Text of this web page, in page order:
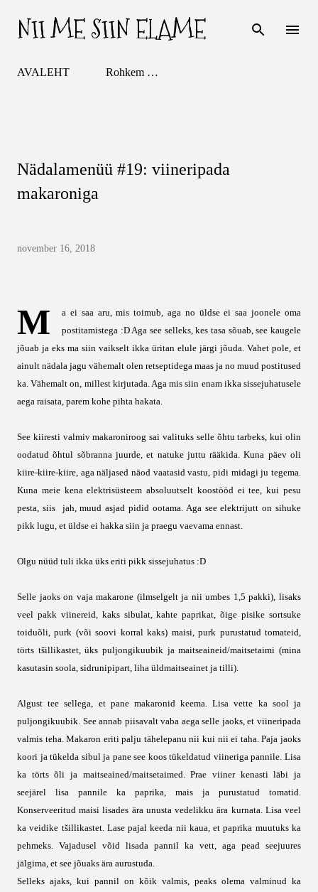
Otse põhisisu juurde
NII ME SIIN ELAME
AVALEHT Rohkem …
Nädalamenüü #19: viineripada
makaroniga
november 16, 2018
M
a ei saa aru, mis toimub, aga no üldse ei saa joonele oma
postitamistega :D Aga see selleks, kes tasa sõuab, see kaugele
jõuab ja eks ma siin vaikselt ikka üritan elule järgi jõuda. Vahet pole, et
ainult nädala jagu vähemalt olen retseptidega maas ja no muud postitused
ka. Vähemalt on, millest kirjutada. Aga mis siin enam ikka sissejuhatusele
aega raisata, parem kohe pihta hakata.
See kiiresti valmiv makaroniroog sai valituks selle õhtu tarbeks, kui olin
oodatud õhtul sõbranna juurde, et natuke juttu rääkida. Kuna päev oli
kiire-kiire-kiire, aga näljased näod vaatasid vastu, pidi midagi ju tegema.
Kuna meie kena elektrisüsteem absoluutselt koostööd ei tee, kui pesu
pesta, siis jah, muud asjad pidid ootama. Aga see elektrijutt on sihuke
pikk lugu, et üldse ei hakka siin ja praegu vaevama ennast.
Olgu nüüd tuli ikka üks eriti pikk sissejuhatus :D
Selle jaoks on vaja makarone (ilmselgelt ja nii umbes 1,5 pakki), lisaks
veel pakk viinereid, kaks sibulat, kahte paprikat, õige pisike sortsuke
toiduõli, purk (või soovi korral kaks) maisi, purk purustatud tomateid,
törts tšillikastet, üks puljongikuubik ja maitseaineid/maitsetaimi (mina
kasutasin soola, sidrunipipart, liha üldmaitseainet ja tilli).
Algust tee sellega, et pane makaronid keema. Lisa vette ka sool ja
puljongikuubik. See annab piisavalt vaba aega selle jaoks, et viineripada
valmis teha. Makaron eriti palju tähelepanu nii kui nii ei taha. Paja jaoks
koori ja tükelda sibul ja pane see koos tükeldatud viineriga pannile. Lisa
ka törts õli ja maitseained/maitsetaimed. Prae viiner kenasti läbi ja
seejärel lisa pannile ka paprika, mais ja purustatud tomatid.
Konserveeritud maisi lisades ära unusta vedelikku ära kurnata. Lisa veel
ka veidike tšillikastet. Lase pajal keeda nii kaua, et paprika muutuks ka
pehmeks. Vajadusel võid lisada pannil ka vett, aga pead seejuures
jälgima, et see jõuaks ära aurustuda.
Selleks ajaks, kui pannil on kõik valmis, peaks olema valminud ka